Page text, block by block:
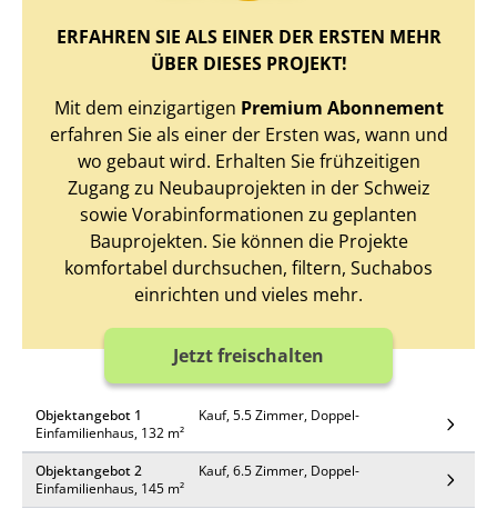
ERFAHREN SIE ALS EINER DER ERSTEN MEHR
ÜBER DIESES PROJEKT!
Mit dem einzigartigen Premium Abonnement
erfahren Sie als einer der Ersten was, wann und
wo gebaut wird. Erhalten Sie frühzeitigen
Zugang zu Neubauprojekten in der Schweiz
sowie Vorabinformationen zu geplanten
Bauprojekten. Sie können die Projekte
komfortabel durchsuchen, filtern, Suchabos
einrichten und vieles mehr.
Jetzt freischalten
Objektangebot 1
Kauf, 5.5 Zimmer, Doppel-
Einfamilienhaus, 132 m²
Objektangebot 2
Kauf, 6.5 Zimmer, Doppel-
Einfamilienhaus, 145 m²